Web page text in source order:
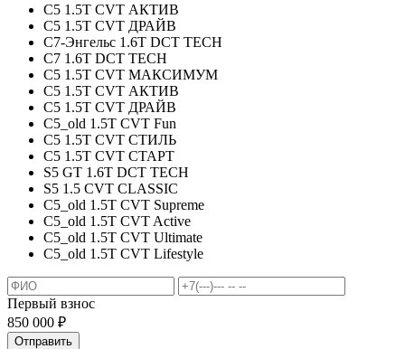
C5 1.5T CVT АКТИВ
C5 1.5T CVT ДРАЙВ
C7-Энгельс 1.6T DCT TECH
C7 1.6T DCT TECH
C5 1.5T CVT МАКСИМУМ
C5 1.5T CVT АКТИВ
C5 1.5T CVT ДРАЙВ
C5_old 1.5T CVT Fun
C5 1.5T CVT СТИЛЬ
C5 1.5T CVT СТАРТ
S5 GT 1.6T DCT TECH
S5 1.5 CVT CLASSIC
C5_old 1.5T CVT Supreme
C5_old 1.5T CVT Active
C5_old 1.5T CVT Ultimate
C5_old 1.5T CVT Lifestyle
Первый взнос
850 000 ₽
Отправить